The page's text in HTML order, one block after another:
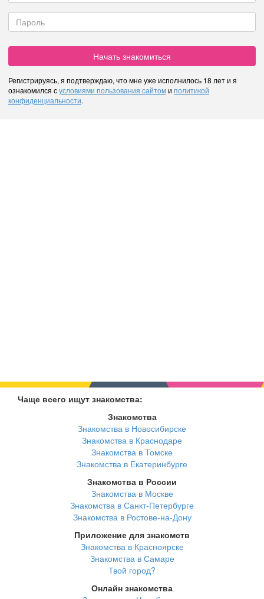
Начать знакомиться
Регистрируясь, я подтверждаю, что мне уже исполнилось 18 лет и я
ознакомился сусловиями пользования сайтоми политикой
конфиденциальности.
Чаще всего ищут знакомства:
Знакомства
Знакомства в Новосибирске
Знакомства в Краснодаре
Знакомства в Томске
Знакомства в Екатеринбурге
Знакомства в России
Знакомства в Москве
Знакомства в Санкт-Петербурге
Знакомства в Ростове-на-Дону
Приложение для знакомств
Знакомства в Красноярске
Знакомства в Самаре
Твой город?
Онлайн знакомства